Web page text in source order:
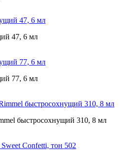
47, 6 мл
77, 6 мл
быстросохнущий 310, 8 мл